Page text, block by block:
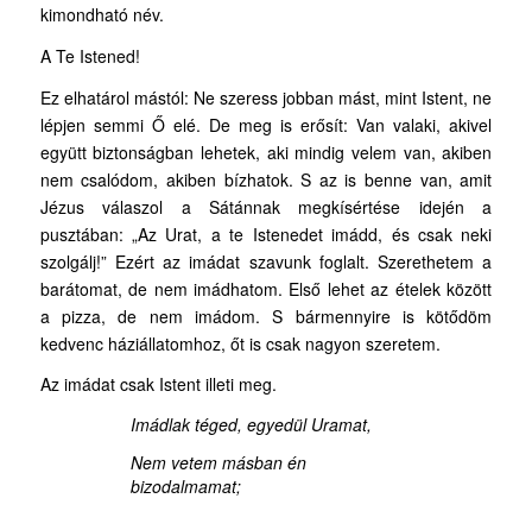
kimondható név.
A Te Istened!
Ez elhatárol mástól: Ne szeress jobban mást, mint Istent, ne
lépjen semmi Ő elé. De meg is erősít: Van valaki, akivel
együtt biztonságban lehetek, aki mindig velem van, akiben
nem csalódom, akiben bízhatok. S az is benne van, amit
Jézus válaszol a Sátánnak megkísértése idején a
pusztában: „Az Urat, a te Istenedet imádd, és csak neki
szolgálj!” Ezért az imádat szavunk foglalt. Szerethetem a
barátomat, de nem imádhatom. Első lehet az ételek között
a pizza, de nem imádom. S bármennyire is kötődöm
kedvenc háziállatomhoz, őt is csak nagyon szeretem.
Az imádat csak Istent illeti meg.
Imádlak téged, egyedül Uramat,
Nem vetem másban én
bizodalmamat;